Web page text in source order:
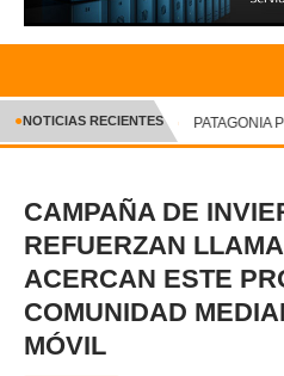
INICIO
CRÓNICA
DEPORTES
ENTRETENIMIENTO Y CULTURA
POLICIAL
✕
●NOTICIAS RECIENTES PATAGONIA
CAMPAÑA DE
REFUERZAN
ACERCAN ESTE
COMUNIDAD
MÓVIL